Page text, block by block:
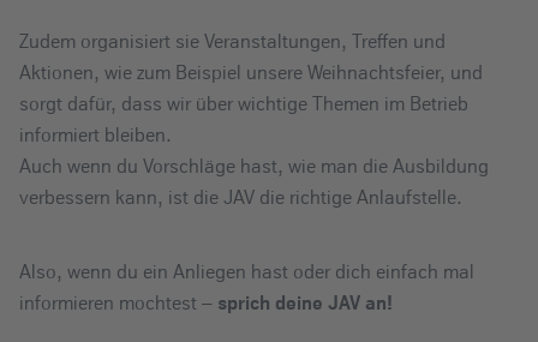
Zudem organisiert sie Veranstaltungen, Treffen und
Aktionen, wie zum Beispiel unsere Weihnachtsfeier, und
sorgt dafür, dass wir über wichtige Themen im Betrieb
informiert bleiben.
Auch wenn du Vorschläge hast, wie man die Ausbildung
verbessern kann, ist die JAV die richtige Anlaufstelle.
Also, wenn du ein Anliegen hast oder dich einfach mal
informieren mochtest – sprich deine JAV an!